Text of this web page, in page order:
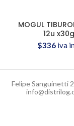
MOGUL
12u x30g
$336 iva
Felipe Sanguinetti